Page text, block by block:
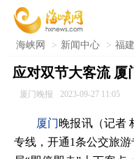
海峡网 > 新闻中心 > 福
应对双节大客流 厦
厦门晚报 2023-09-27 11:05
厦门晚报讯（记者
专线，开通1条公交旅